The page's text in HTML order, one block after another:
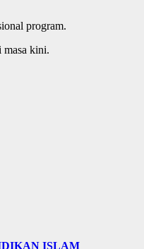
program.
masa kini.
ISLAM